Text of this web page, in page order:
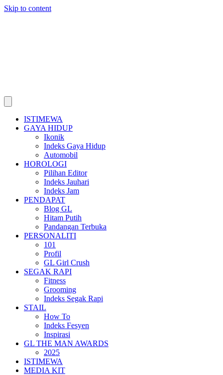
Skip to content
ISTIMEWA
GAYA HIDUP
Ikonik
Indeks Gaya Hidup
Automobil
HOROLOGI
Pilihan Editor
Indeks Jauhari
Indeks Jam
PENDAPAT
Blog GL
Hitam Putih
Pandangan Terbuka
PERSONALITI
101
Profil
GL Girl Crush
SEGAK RAPI
Fitness
Grooming
Indeks Segak Rapi
STAIL
How To
Indeks Fesyen
Inspirasi
GL THE MAN AWARDS
2025
ISTIMEWA
MEDIA KIT